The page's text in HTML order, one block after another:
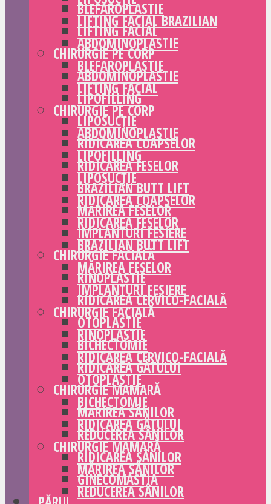
BLEFAROPLASTIE
LIFTING FACIAL
CHIRURGIE PE CORP
ABDOMINOPLASTIE
LIPOFILLING
LIPOSUCȚIE
RIDICAREA COAPSELOR
RIDICAREA FESELOR
BRAZILIAN BUTT LIFT
MĂRIREA FESELOR
IMPLANTURI FESIERE
CHIRURGIE FACIALĂ
RINOPLASTIE
RIDICAREA CERVICO-FACIALĂ
OTOPLASTIE
BICHECTOMIE
RIDICAREA GÂTULUI
CHIRURGIE MAMARĂ
MĂRIREA SÂNILOR
REDUCEREA SÂNILOR
RIDICAREA SÂNILOR
GINECOMASTIA
LIFTING FACIAL BRAZILIAN
ABDOMINOPLASTIE
BLEFAROPLASTIE
LIFTING FACIAL
CHIRURGIE PE CORP
ABDOMINOPLASTIE
LIPOFILLING
LIPOSUCȚIE
RIDICAREA COAPSELOR
RIDICAREA FESELOR
BRAZILIAN BUTT LIFT
MĂRIREA FESELOR
IMPLANTURI FESIERE
CHIRURGIE FACIALĂ
RINOPLASTIE
RIDICAREA CERVICO-FACIALĂ
OTOPLASTIE
BICHECTOMIE
RIDICAREA GÂTULUI
CHIRURGIE MAMARĂ
MĂRIREA SÂNILOR
REDUCEREA SÂNILOR